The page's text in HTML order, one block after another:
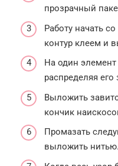
прозрачный
Работу начать
контур клеем и
На один элемент
распределяя
Выложить
кончик
Промазать
выложить нитью.